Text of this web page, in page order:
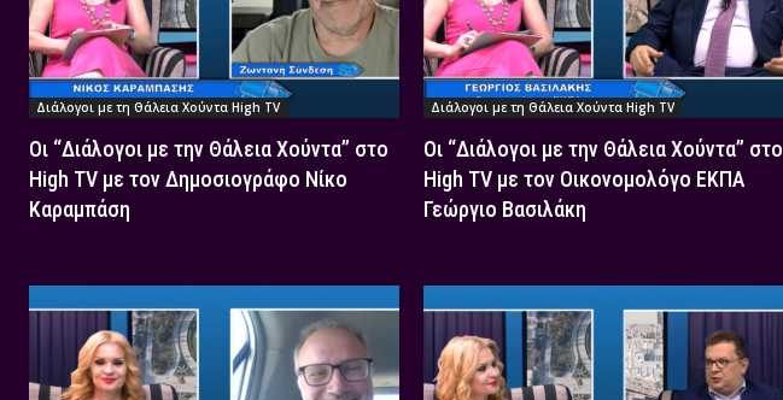
Διάλογοι με τη Θάλεια Χούντα High TV
Οι “Διάλογοι με την Θάλεια Χούντα” στο
High TV με τον Δημοσιογράφο Νίκο
Καραμπάση
Διάλογοι με τη Θάλεια Χούντα High TV
Οι “Διάλογοι με την Θάλεια Χούντα” στο
High TV με τον Οικονομολόγο ΕΚΠΑ
Γεώργιο Βασιλάκη